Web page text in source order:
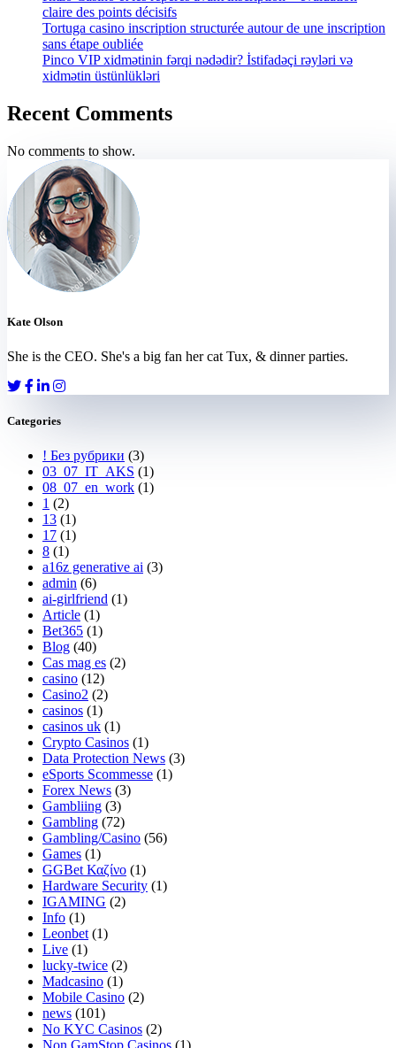
claire des points décisifs
Tortuga casino inscription structurée autour de une inscription
sans étape oubliée
Pinco VIP xidmətinin fərqi nədədir? İstifadəçi rəyləri və
xidmətin üstünlükləri
Recent Comments
No comments to show.
Kate Olson
She is the CEO. She's a big fan her cat Tux, & dinner parties.
Categories
! Без рубрики (3)
03_07_IT_AKS (1)
08_07_en_work (1)
1 (2)
13 (1)
17 (1)
8 (1)
a16z generative ai (3)
admin (6)
ai-girlfriend (1)
Article (1)
Bet365 (1)
Blog (40)
Cas mag es (2)
casino (12)
Casino2 (2)
casinos (1)
casinos uk (1)
Crypto Casinos (1)
Data Protection News (3)
eSports Scommesse (1)
Forex News (3)
Gambliing (3)
Gambling (72)
Gambling/Casino (56)
Games (1)
GGBet Καζίνο (1)
Hardware Security (1)
IGAMING (2)
Info (1)
Leonbet (1)
Live (1)
lucky-twice (2)
Madcasino (1)
Mobile Casino (2)
news (101)
No KYC Casinos (2)